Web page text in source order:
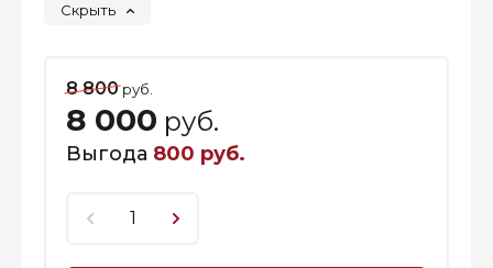
Скрыть
8 800руб.
8 000 руб.
Выгода 800 руб.